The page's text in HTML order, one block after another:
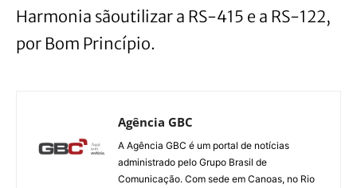
Harmonia sãoutilizar a RS-415 e a RS-122,
por Bom Princípio.
Agência GBC
A Agência GBC é um portal de notícias
administrado pelo Grupo Brasil de
Comunicação. Com sede em Canoas, no Rio